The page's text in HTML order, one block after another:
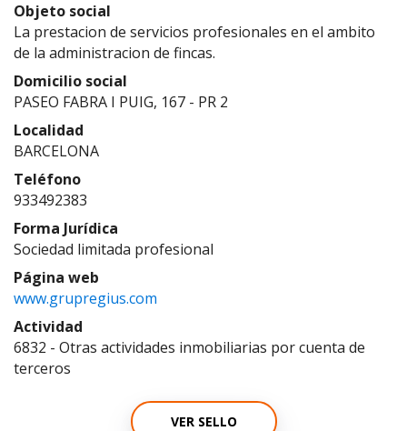
Objeto social
La prestacion de servicios profesionales en el ambito
de la administracion de fincas.
Domicilio social
PASEO FABRA I PUIG, 167 - PR 2
Localidad
BARCELONA
Teléfono
933492383
Forma Jurídica
Sociedad limitada profesional
Página web
www.grupregius.com
Actividad
6832 - Otras actividades inmobiliarias por cuenta de
terceros
VER SELLO